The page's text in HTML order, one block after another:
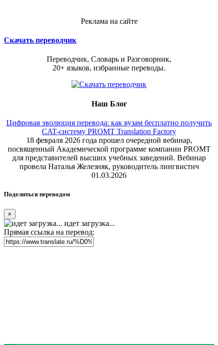
Реклама на сайте
Скачать переводчик
Переводчик, Словарь и Разговорник,
20+ языков, избранные переводы.
Наш Блог
Цифровая эволюция перевода: как вузам бесплатно получить
CAT-систему PROMT Translation Factory
18 февраля 2026 года прошел очередной вебинар,
посвященный Академической программе компании PROMT
для представителей высших учебных заведений. Вебинар
провела Наталья Железняк, руководитель лингвистич
01.03.2026
Поделиться переводом
×
идет загрузка...
Прямая ссылка на перевод: